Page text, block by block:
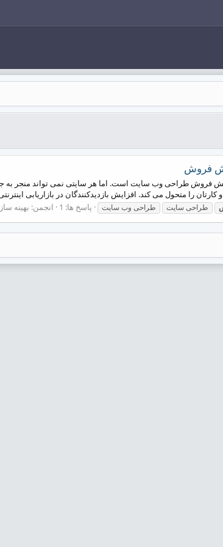
فروش
فروش طراحی وب سایت است. اما هر سایتی نمی تواند
را متحول می کند. افزایش بازدیدکنندگان در بازاریابی
طراحی سایت طراحی وب سایت پاسخ ها: 1 انجمن: بهینه